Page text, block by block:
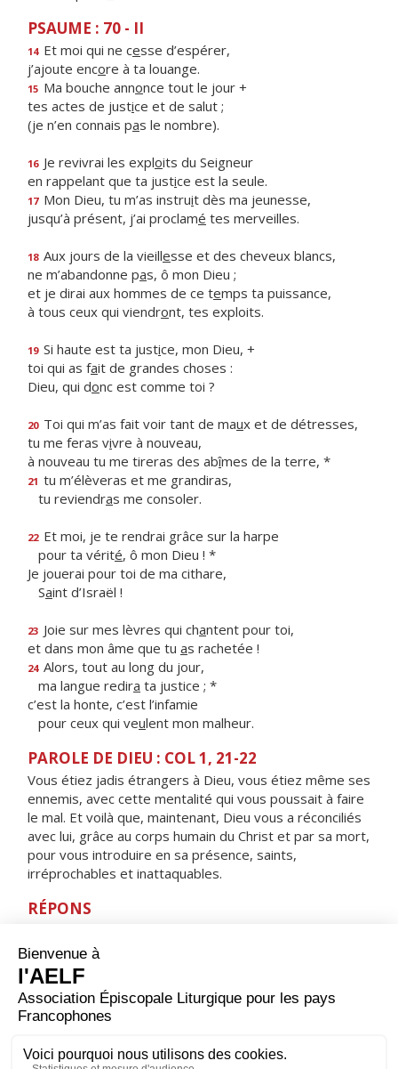
PSAUME : 70 - II
14 Et moi qui ne cesse d’espérer,
j’ajoute encore à ta louange.
15 Ma bouche annonce tout le jour +
tes actes de justice et de salut ;
(je n’en connais pas le nombre).
16 Je revivrai les exploits du Seigneur
en rappelant que ta justice est la seule.
17 Mon Dieu, tu m’as instruit dès ma jeunesse,
jusqu’à présent, j’ai proclamé tes merveilles.
18 Aux jours de la vieillesse et des cheveux blancs,
ne m’abandonne pas, ô mon Dieu ;
et je dirai aux hommes de ce temps ta puissance,
à tous ceux qui viendront, tes exploits.
19 Si haute est ta justice, mon Dieu, +
toi qui as fait de grandes choses :
Dieu, qui donc est comme toi ?
20 Toi qui m’as fait voir tant de maux et de détresses,
tu me feras vivre à nouveau,
à nouveau tu me tireras des abîmes de la terre, *
21 tu m’élèveras et me grandiras,
tu reviendras me consoler.
22 Et moi, je te rendrai grâce sur la harpe
pour ta vérité, ô mon Dieu ! *
Je jouerai pour toi de ma cithare,
Saint d’Israël !
23 Joie sur mes lèvres qui chantent pour toi,
et dans mon âme que tu as rachetée !
24 Alors, tout au long du jour,
ma langue redira ta justice ; *
c’est la honte, c’est l’infamie
pour ceux qui veulent mon malheur.
PAROLE DE DIEU : COL 1, 21-22
Vous étiez jadis étrangers à Dieu, vous étiez même ses
ennemis, avec cette mentalité qui vous poussait à faire
le mal. Et voilà que, maintenant, Dieu vous a réconciliés
avec lui, grâce au corps humain du Christ et par sa mort,
pour vous introduire en sa présence, saints,
irréprochables et inattaquables.
RÉPONS
rendez grâce en rappelant son nom très saint.
ORAISON
Tu nous invites, Seigneur, à nous réunir près de toi
comme les Apôtres qui montaient au Temple à la
Jésus appelle ton salut sur tous ceux qui invoquent son